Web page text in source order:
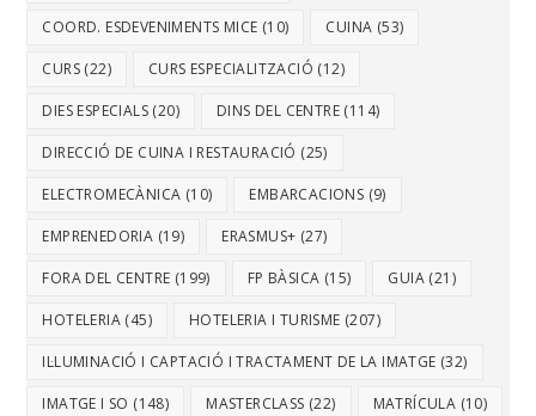
COORD. ESDEVENIMENTS MICE (10) CUINA (53)
CURS (22) CURS ESPECIALITZACIÓ (12)
DIES ESPECIALS (20) DINS DEL CENTRE (114)
DIRECCIÓ DE CUINA I RESTAURACIÓ (25)
ELECTROMECÀNICA (10) EMBARCACIONS (9)
EMPRENEDORIA (19) ERASMUS+ (27)
FORA DEL CENTRE (199) FP BÀSICA (15) GUIA (21)
HOTELERIA (45) HOTELERIA I TURISME (207)
IL·LUMINACIÓ I CAPTACIÓ I TRACTAMENT DE LA IMATGE (32)
IMATGE I SO (148) MASTERCLASS (22) MATRÍCULA (10)